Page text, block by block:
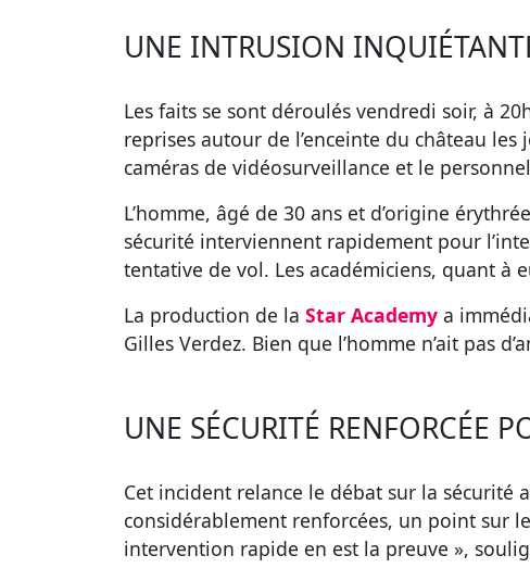
UNE INTRUSION
Les faits se sont déroulés vendredi soir, à
reprises autour de l’enceinte du château
caméras de vidéosurveillance et le
L’homme, âgé de 30 ans et d’origine
sécurité interviennent rapidement pour
tentative de vol. Les académiciens, quant à
La production de la Star Academy a
Gilles Verdez. Bien que l’homme n’ait pas
UNE SÉCURITÉ RENFORCÉE
Cet incident relance le débat sur la sécurité
considérablement renforcées, un point sur
intervention rapide en est la preuve »,